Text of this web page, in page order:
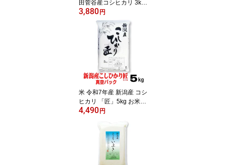
田菅谷産コシヒカリ 3kg
お米 ギフト
3,880 円
米 令和7年産 新潟産 コシ
ヒカリ 「匠」5kg お米
【 真空 パック 】 備蓄 お
ジカード 備蓄 長期保存
お歳暮 御歳暮 おこめ
4,490 円